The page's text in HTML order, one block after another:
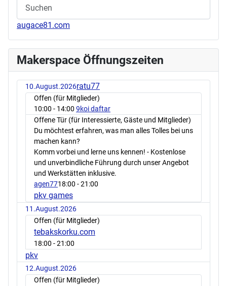
augace81.com
Makerspace Öffnungszeiten
10.August.2026ratu77
Offen (für Mitglieder)
10:00 - 14:00 9koi daftar
Offene Tür (für Interessierte, Gäste und Mitglieder)
Du möchtest erfahren, was man alles Tolles bei uns
machen kann?
Komm vorbei und lerne uns kennen! - Kostenlose
und unverbindliche Führung durch unser Angebot
und Werkstätten inklusive.
agen7718:00 - 21:00
pkv games
11.August.2026
Offen (für Mitglieder)
tebakskorku.com
18:00 - 21:00
pkv
12.August.2026
Offen (für Mitglieder)